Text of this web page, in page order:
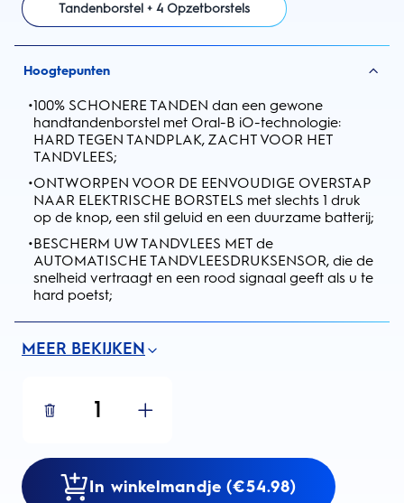
Tandenborstel + 4 Opzetborstels
Hoogtepunten
•100% SCHONERE TANDEN dan een gewone
handtandenborstel met Oral-B iO-technologie:
HARD TEGEN TANDPLAK, ZACHT VOOR HET
TANDVLEES;
•ONTWORPEN VOOR DE EENVOUDIGE OVERSTAP
NAAR ELEKTRISCHE BORSTELS met slechts 1 druk
op de knop, een stil geluid en een duurzame batterij;
•BESCHERM UW TANDVLEES MET de
AUTOMATISCHE TANDVLEESDRUKSENSOR, die de
snelheid vertraagt en een rood signaal geeft als u te
hard poetst;
MEER BEKIJKEN
1
In winkelmandje (€54.98)